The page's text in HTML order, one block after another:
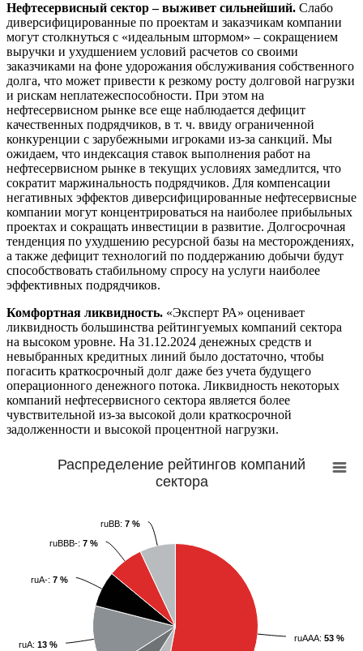
Нефтесервисный сектор – выживет сильнейший. Слабо
диверсифицированные по проектам и заказчикам компании
могут столкнуться с «идеальным штормом» – сокращением
выручки и ухудшением условий расчетов со своими
заказчиками на фоне удорожания обслуживания собственного
долга, что может привести к резкому росту долговой нагрузки
и рискам неплатежеспособности. При этом на
нефтесервисном рынке все еще наблюдается дефицит
качественных подрядчиков, в т. ч. ввиду ограниченной
конкуренции с зарубежными игроками из-за санкций. Мы
ожидаем, что индексация ставок выполнения работ на
нефтесервисном рынке в текущих условиях замедлится, что
сократит маржинальность подрядчиков. Для компенсации
негативных эффектов диверсифицированные нефтесервисные
компании могут концентрироваться на наиболее прибыльных
проектах и сокращать инвестиции в развитие. Долгосрочная
тенденция по ухудшению ресурсной базы на месторождениях,
а также дефицит технологий по поддержанию добычи будут
способствовать стабильному спросу на услуги наиболее
эффективных подрядчиков.
Комфортная ликвидность. «Эксперт РА» оценивает
ликвидность большинства рейтингуемых компаний сектора
на высоком уровне. На 31.12.2024 денежных средств и
невыбранных кредитных линий было достаточно, чтобы
погасить краткосрочный долг даже без учета будущего
операционного денежного потока. Ликвидность некоторых
компаний нефтесервисного сектора является более
чувствительной из-за высокой доли краткосрочной
задолженности и высокой процентной нагрузки.
Распределение рейтингов компаний
сектора
ruAAA: 53 %
ruAAA: 53 %
ruA: 13 %
ruA: 13 %
ruA-: 7 %
ruA-: 7 %
ruBBB-: 7 %
ruBBB-: 7 %
ruBB: 7 %
ruBB: 7 %